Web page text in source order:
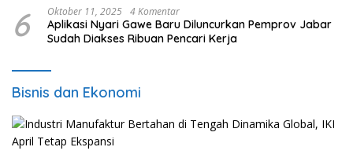
6 Oktober 11, 2025 4 Komentar
Aplikasi Nyari Gawe Baru Diluncurkan Pemprov Jabar
Sudah Diakses Ribuan Pencari Kerja
Bisnis dan Ekonomi